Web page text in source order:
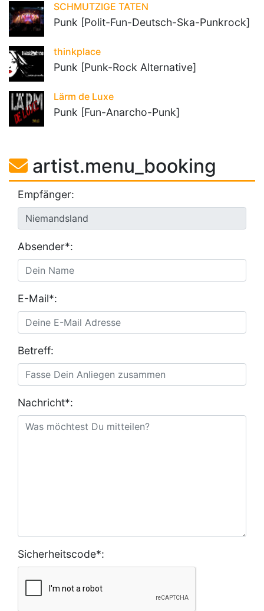
SCHMUTZIGE TATEN
Punk [Polit-Fun-Deutsch-Ska-Punkrock]
thinkplace
Punk [Punk-Rock Alternative]
Lärm de Luxe
Punk [Fun-Anarcho-Punk]
artist.menu_booking
Empfänger:
Absender*:
E-Mail*:
Betreff:
Nachricht*:
Sicherheitscode*: